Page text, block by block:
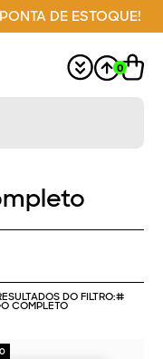
DE ESTOQUE!
0
DO FILTRO:#
COMPLETO